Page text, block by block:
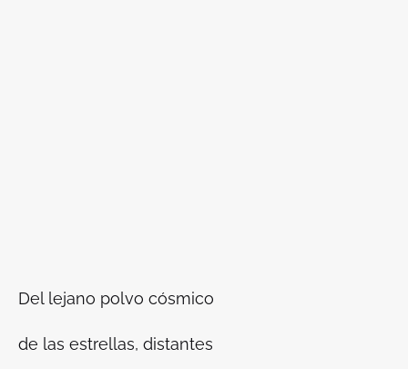
Del lejano polvo cósmico
de las estrellas, distantes